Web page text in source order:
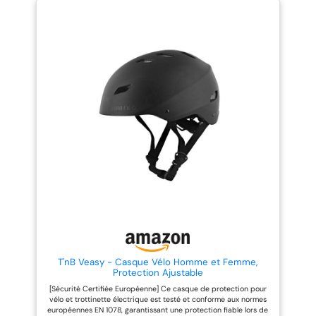
rapidement et d'une
seule main. DÉTAILS
DE PRODUITS :
Casque de ville
unisexe pour adultes,
y compris système de
harnais plat TriVider -
la taille indiquée en
centimètres
Les nombreuses ouvertures
assurent une excellente
circulation d’air pour garder la
tête au frais même en été.
Rembourrage Amovible et
Lavable - Les coussinets
mouvement. CHIC SANS CHOC -
Affichez un style distinctif et
minimaliste avec une finition
marron pour le sangles. EAU-
CUNE CRAINTE - Conçu avec
des matériaux résistants à l'eau,
ce casque est facile à laver,
pour un entretien simplifié après
chaque utilisation.
T'nB Veasy - Casque Vélo Homme et Femme,
Protection Ajustable
[Sécurité Certifiée Européenne] Ce casque de protection pour
vélo et trottinette électrique est testé et conforme aux normes
européennes EN 1078, garantissant une protection fiable lors de